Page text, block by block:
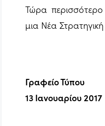
Τώρα
μια Νέα
Γραφείο Τύπου
13 Ιανουαρίου 2017